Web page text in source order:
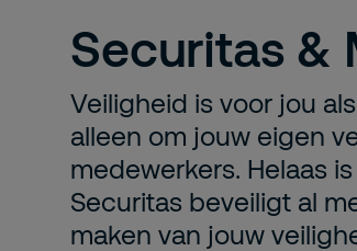
Securitas &
Veiligheid is voor jou
alleen om jouw eigen
medewerkers. Helaas
Securitas beveiligt al
maken van jouw